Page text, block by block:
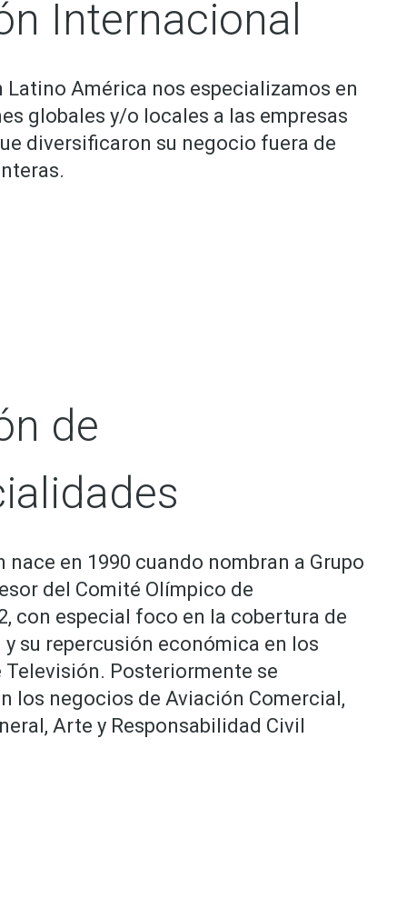
Internacional
Latino América nos especializamos en
globales y/o locales a las empresas
diversificaron su negocio fuera de
de
nace en 1990 cuando nombran a Grupo
del Comité Olímpico de
con especial foco en la cobertura de
su repercusión económica en los
Televisión. Posteriormente se
los negocios de Aviación Comercial,
Arte y Responsabilidad Civil